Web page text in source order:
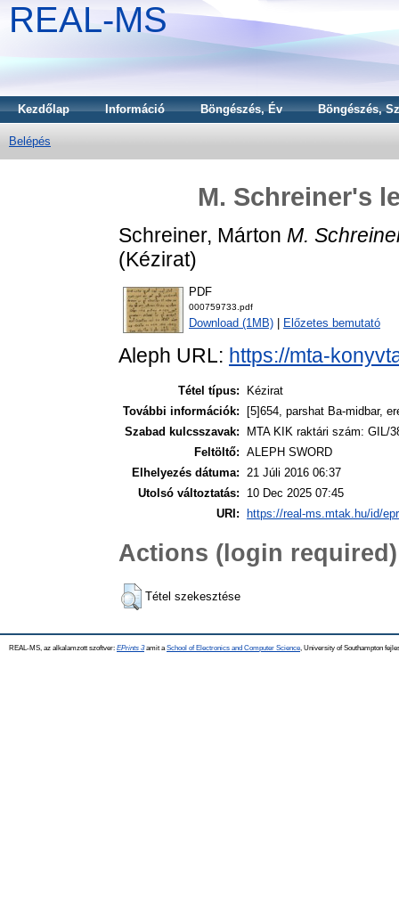
REAL-MS
Kezdőlap Információ Böngészés, Év Böngészés,
Belépés
M. Schreiner's
Schreiner, Márton M.
(Kézirat)
PDF
000759733.pdf
Download (1MB) Előzetes bemutató
Aleph URL: https://mta-
Tétel típus:
Kézirat
További információk:
[5]654, parshat Ba-midbar,
Szabad kulcsszavak:
MTA KIK raktári szám: GIL/
Feltöltő: ALEPH SWORD
Elhelyezés dátuma: 21 Júli 2016 06:37
Utolsó változtatás:
10 Dec 2025 07:45
URI:
https://real-ms.mtak.hu/id/
Actions (login required)
Tétel szekesztése
REAL-MS, az alkalamzott szoftver: EPrints 3amit a School of Electronics and Computer Science , University of Southampton